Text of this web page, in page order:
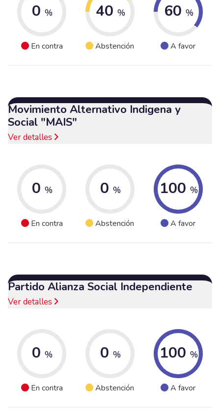
0 %
En contra
40 %
Abstención
60 %
A favor
Movimiento Alternativo Indigena y
Social "MAIS"
Ver detalles
0 %
En contra
0 %
Abstención
100 %
A favor
Partido Alianza Social Independiente
Ver detalles
0 %
En contra
0 %
Abstención
100 %
A favor